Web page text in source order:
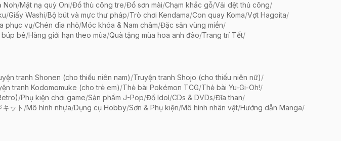
Noh/Mặt nạ quỷ Oni/Đồ thủ công tre/Đồ sơn mài/Chạm khắc gỗ/Vải dệt thủ công/
/Giấy Washi/Bộ bút và mực thư pháp/Trò chơi Kendama/Con quay Koma/Vợt Hagoita/
phục vụ/Chén dĩa nhỏ/Móc khóa & Nam châm/Đặc sản vùng miền/
búp bê/Hàng giới hạn theo mùa/Quà tặng mùa hoa anh đào/Trang trí Tết/
tranh Shonen (cho thiếu niên nam)/Truyện tranh Shojo (cho thiếu niên nữ)/
tranh Kodomomuke (cho trẻ em)/Thẻ bài Pokémon TCG/Thẻ bài Yu-Gi-Oh!/
/Phụ kiện chơi game/Sản phẩm J-Pop/Đồ Idol/CDs & DVDs/Đĩa than/
キット /Mô hình nhựa/Dụng cụ Hobby/Sơn & Phụ kiện/Mô hình nhân vật/Hướng dẫn Manga/